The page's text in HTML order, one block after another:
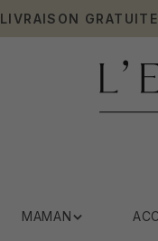
LIVRAISON
MAMAN